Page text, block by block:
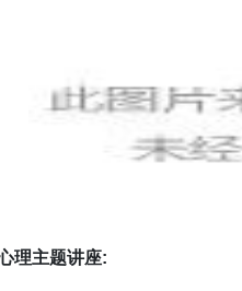
理主题讲座: